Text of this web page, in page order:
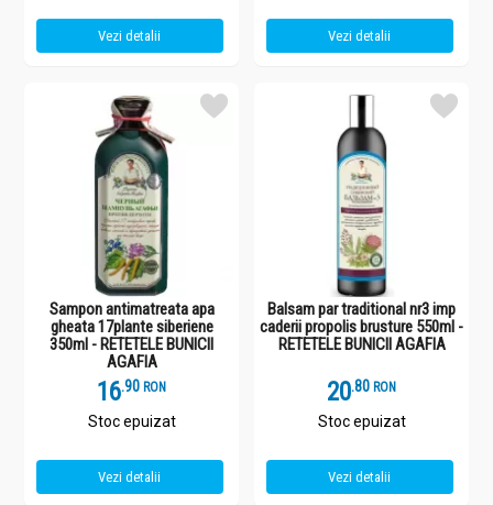
Vezi detalii Vezi detalii
Sampon antimatreata apa
gheata 17plante siberiene
350ml - RETETELE BUNICII
AGAFIA
16.9 RON
Stoc epuizat
Vezi detalii
Balsam par traditional nr3 imp
caderii propolis brusture 550ml -
RETETELE BUNICII AGAFIA
20.8 RON
Stoc epuizat
Vezi detalii